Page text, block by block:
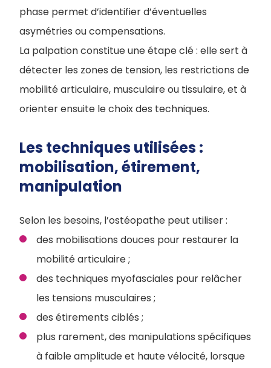
phase permet d’identifier d’éventuelles
asymétries ou compensations.
La palpation constitue une étape clé : elle sert à
détecter les zones de tension, les restrictions de
mobilité articulaire, musculaire ou tissulaire, et à
orienter ensuite le choix des techniques.
Les techniques utilisées :
mobilisation, étirement,
manipulation
Selon les besoins, l’ostéopathe peut utiliser :
des mobilisations douces pour restaurer la
mobilité articulaire ;
des techniques myofasciales pour relâcher
les tensions musculaires ;
des étirements ciblés ;
plus rarement, des manipulations spécifiques
à faible amplitude et haute vélocité, lorsque